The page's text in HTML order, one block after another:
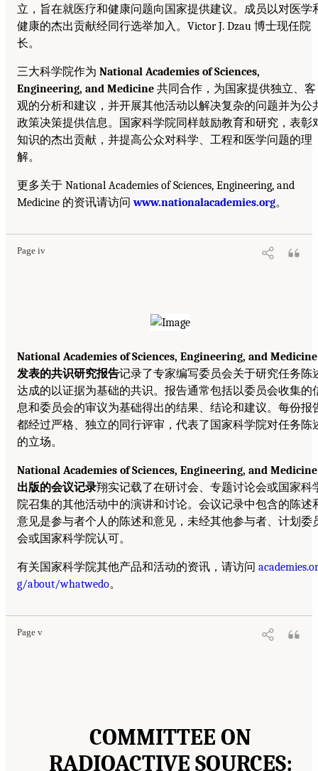
立，旨在就医疗和健康问题向国家提供建议。成员以对医学
健康的杰出贡献经同行选举加入。Victor J. Dzau 博士现任院
长。
三大科学院作为 National Academies of Sciences,
Engineering, and Medicine 共同合作，为国家提供独立、客
观的分析和建议，并开展其他活动以解决复杂的问题并为公
政策决策提供信息。国家科学院同样鼓励教育和研究，表彰
知识的杰出贡献，并提高公众对科学、工程和医学问题的理
解。
更多关于 National Academies of Sciences, Engineering, and
Medicine 的资讯请访问www.nationalacademies.org。
Page iv
National Academies of Sciences, Engineering, and Medicine
发表的共识研究报告记录了专家编写委员会关于研究任务陈
达成的以证据为基础的共识。报告通常包括以委员会收集的
息和委员会的审议为基础得出的结果、结论和建议。每份报
都经过严格、独立的同行评审，代表了国家科学院对任务陈
的立场。
National Academies of Sciences, Engineering, and Medicine
出版的会议记录翔实记载了在研讨会、专题讨论会或国家科
院召集的其他活动中的演讲和讨论。会议记录中包含的陈述
意见是参与者个人的陈述和意见，未经其他参与者、计划委
会或国家科学院认可。
有关国家科学院其他产品和活动的资讯，请访问 academies.or
g/about/whatwedo。
Page v
COMMITTEE ON
RADIOACTIVE SOURCES: